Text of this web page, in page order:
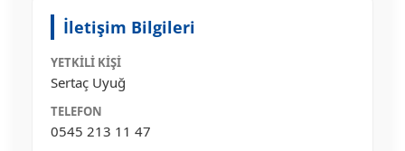
İletişim Bilgileri
YETKILI KIŞI
Sertaç Uyuğ
TELEFON
0545 213 11 47